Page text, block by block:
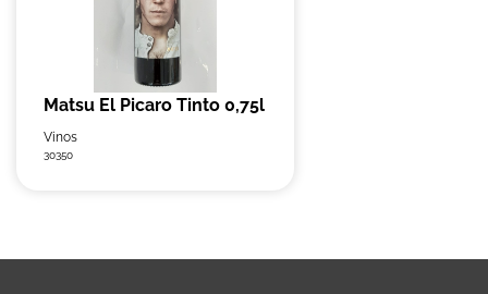
Matsu El Picaro Tinto 0,75l
Vinos
30350